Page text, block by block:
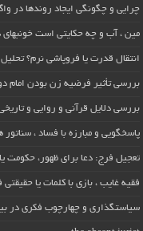
چرایی و چگونگی ایجاد روندها در
مین ، آب و چه حکایتی است خونبهای
انتقال قدرت یا فروپاشی نرم؟ تحلیل
بررسی تأثیر فرضیه زن بودن امام
بررسی دلایل قرآنی و روایی و
پاسخگویی و مبارزه با فساد ،
تعجیل فرج: دعا برای ظهور، حکومت
فقیه غایب ، بازی با کلمات یا
سیاستگذاری و چهارچوب فکری در